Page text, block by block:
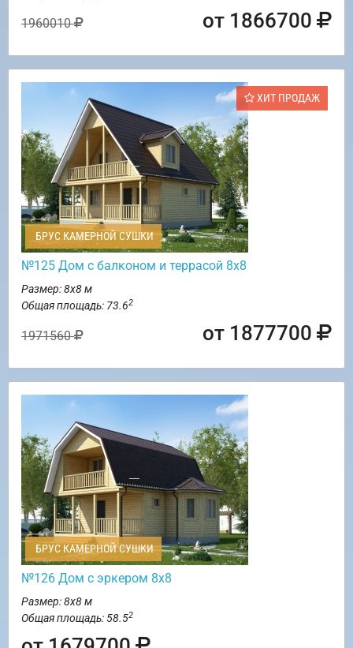
1960010 от 1866700
ХИТ ПРОДАЖ
БРУС КАМЕРНОЙ СУШКИ
№125 Дом с балконом и террасой 8х8
Размер: 8х8 м
Общая площадь: 73.62
1971560 от 1877700
БРУС КАМЕРНОЙ СУШКИ
№126 Дом с эркером 8х8
Размер: 8х8 м
Общая площадь: 58.52